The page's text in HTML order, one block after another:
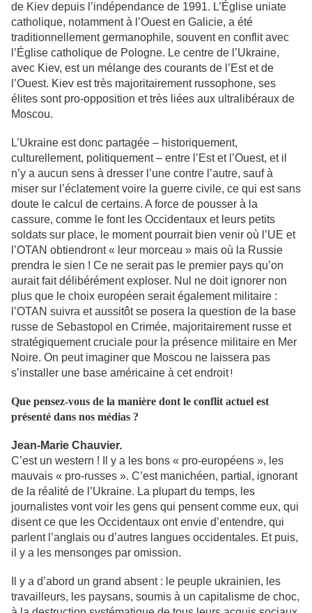
de Kiev depuis l’indépendance de 1991. L’Église uniate
catholique, notamment à l’Ouest en Galicie, a été
traditionnellement germanophile, souvent en conflit avec
l’Église catholique de Pologne. Le centre de l’Ukraine,
avec Kiev, est un mélange des courants de l’Est et de
l’Ouest. Kiev est très majoritairement russophone, ses
élites sont pro-opposition et très liées aux ultralibéraux de
Moscou.
L’Ukraine est donc partagée – historiquement,
culturellement, politiquement – entre l’Est et l’Ouest, et il
n’y a aucun sens à dresser l’une contre l’autre, sauf à
miser sur l’éclatement voire la guerre civile, ce qui est sans
doute le calcul de certains. A force de pousser à la
cassure, comme le font les Occidentaux et leurs petits
soldats sur place, le moment pourrait bien venir où l’UE et
l’OTAN obtiendront « leur morceau » mais où la Russie
prendra le sien ! Ce ne serait pas le premier pays qu’on
aurait fait délibérément exploser. Nul ne doit ignorer non
plus que le choix européen serait également militaire :
l’OTAN suivra et aussitôt se posera la question de la base
russe de Sebastopol en Crimée, majoritairement russe et
stratégiquement cruciale pour la présence militaire en Mer
Noire. On peut imaginer que Moscou ne laissera pas
s’installer une base américaine à cet endroit!
Que pensez-vous de la manière dont le conflit actuel est
présenté dans nos médias ?
Jean-Marie Chauvier.
C’est un western ! Il y a les bons « pro-européens », les
mauvais « pro-russes ». C’est manichéen, partial, ignorant
de la réalité de l’Ukraine. La plupart du temps, les
journalistes vont voir les gens qui pensent comme eux, qui
disent ce que les Occidentaux ont envie d’entendre, qui
parlent l’anglais ou d’autres langues occidentales. Et puis,
il y a les mensonges par omission.
Il y a d’abord un grand absent : le peuple ukrainien, les
travailleurs, les paysans, soumis à un capitalisme de choc,